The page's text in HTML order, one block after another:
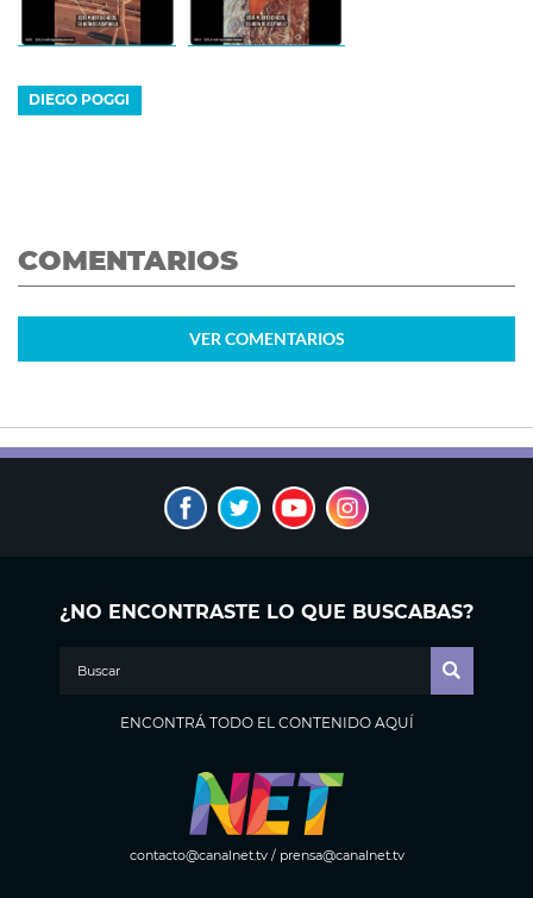
DIEGO POGGI
COMENTARIOS
VER COMENTARIOS
¿NO ENCONTRASTE LO QUE BUSCABAS?
ENCONTRÁ TODO EL CONTENIDO AQUÍ
contacto@canalnet.tv/ prensa@canalnet.tv